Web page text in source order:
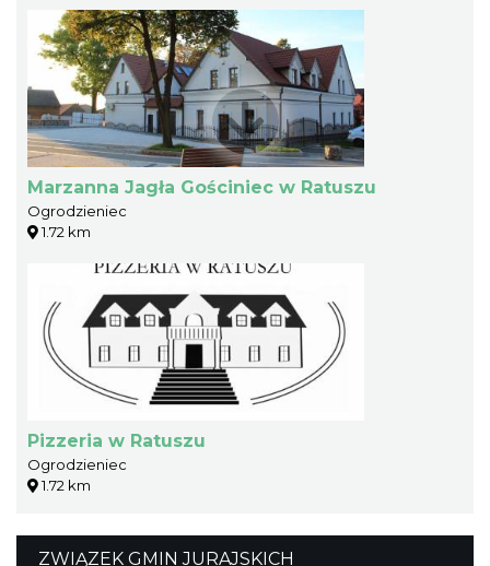
Marzanna Jagła Gościniec w Ratuszu
Ogrodzieniec
1.72 km
Pizzeria w Ratuszu
Ogrodzieniec
1.72 km
ZWIĄZEK GMIN JURAJSKICH